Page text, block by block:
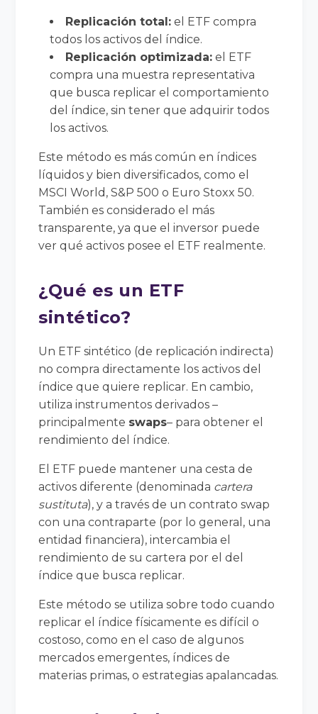
Replicación total: el ETF compra
todos los activos del índice.
Replicación optimizada: el ETF
compra una muestra representativa
que busca replicar el comportamiento
del índice, sin tener que adquirir todos
los activos.
Este método es más común en índices
líquidos y bien diversificados, como el
MSCI World, S&P 500 o Euro Stoxx 50.
También es considerado el más
transparente, ya que el inversor puede
ver qué activos posee el ETF realmente.
¿Qué es un ETF
sintético?
Un ETF sintético (de replicación indirecta)
no compra directamente los activos del
índice que quiere replicar. En cambio,
utiliza instrumentos derivados –
principalmente swaps– para obtener el
rendimiento del índice.
El ETF puede mantener una cesta de
activos diferente (denominada cartera
sustituta), y a través de un contrato swap
con una contraparte (por lo general, una
entidad financiera), intercambia el
rendimiento de su cartera por el del
índice que busca replicar.
Este método se utiliza sobre todo cuando
replicar el índice físicamente es difícil o
costoso, como en el caso de algunos
mercados emergentes, índices de
materias primas, o estrategias apalancadas.